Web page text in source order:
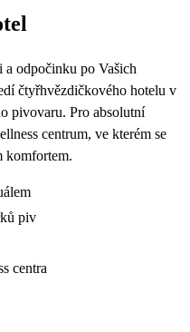
a odpočinku po Vašich
čtyřhvězdičkového hotelu v
pivovaru. Pro absolutní
centrum, ve kterém se
komfortem.
piv
centra